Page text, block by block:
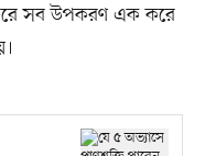
করে সব উপকরণ এক করে